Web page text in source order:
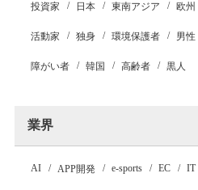
投資家 日本 東南アジア 欧州
活動家 独身 環境保護者 男性
障がい者 韓国 高齢者 黒人
業界
AI APP開発 e-sports EC IT